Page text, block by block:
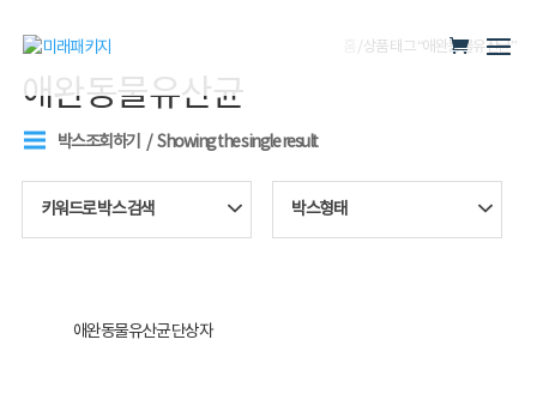
/ 상품 태그 “애완동물유산균”
애완동물유산균
박스조회하기 Showing the single result
키워드로 박스 검색 박스형태
애완동물유산균 단상자